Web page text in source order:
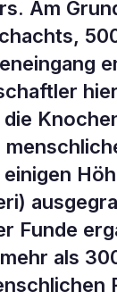
Am
Funde
als